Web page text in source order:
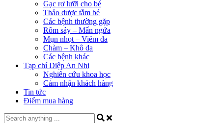
Gạc rơ lưỡi cho bé
Thảo dược tắm bé
Các bệnh thường gặp
Rôm sảy – Mẩn ngứa
Mụn nhọt – Viêm da
Chàm – Khô da
Các bệnh khác
Tạp chí Diệp An Nhi
Nghiên cứu khoa học
Cảm nhận khách hàng
Tin tức
Điểm mua hàng